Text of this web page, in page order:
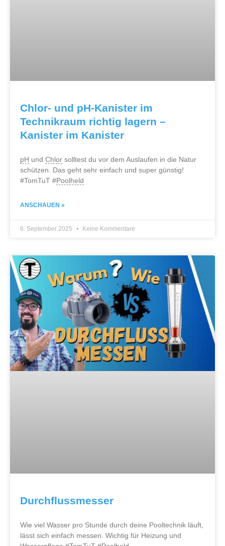
Chlor- und pH-Kanister im
Technikraum richtig lagern –
Kanister im Kanister
pH und Chlor solltest du vor dem Auslaufen in die Natur
schützen. Das geht sehr einfach und super günstig!
#TomTuT #Poolheld
ANSCHAUEN »
6. September 2025 Keine Kommentare
Durchflussmesser
Wie viel Wasser pro Stunde durch deine Pooltechnik läuft,
lässt sich einfach messen. Wichtig für Heizung und